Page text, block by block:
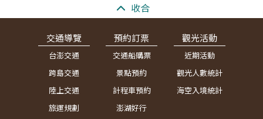
收合
交通導覽
台澎交通
跨島交通
陸上交通
旅運規劃
預約訂票
交通船購票
景點預約
計程車預約
澎湖好行
觀光活動
近期活動
觀光人數統計
海空入境統計